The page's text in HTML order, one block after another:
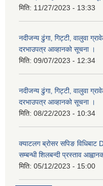
मिति: 11/27/2023 - 13:33
नदीजन्य ढुंगा, गिट्टी, वालुवा
दरभाउपत्र आव्हानको सूचना ।
मिति: 09/07/2023 - 12:34
नदीजन्य ढुंगा, गिट्टी, वालुवा
दरभाउपत्र आव्हानको सूचना ।
मिति: 08/22/2023 - 10:34
क्याटलग ब्रोसर सपिङ
सम्बन्धी शिलबन्दी प्रस्ताव
मिति: 05/12/2023 - 15:00